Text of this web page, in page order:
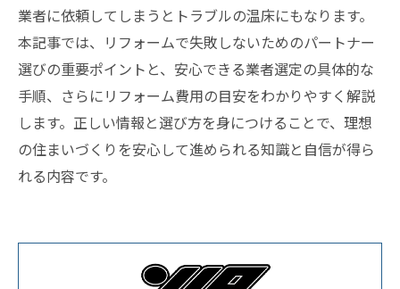
業者に依頼してしまうとトラブルの温床にもなります。
本記事では、リフォームで失敗しないためのパートナー
選びの重要ポイントと、安心できる業者選定の具体的な
手順、さらにリフォーム費用の目安をわかりやすく解説
します。正しい情報と選び方を身につけることで、理想
の住まいづくりを安心して進められる知識と自信が得ら
れる内容です。